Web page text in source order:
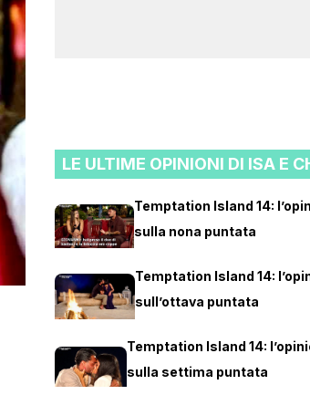
LE ULTIME OPINIONI DI ISA E
Temptation Island 14:
sulla nona puntata
Temptation Island 14:
sull’ottava puntata
Temptation Island 14:
sulla settima puntata